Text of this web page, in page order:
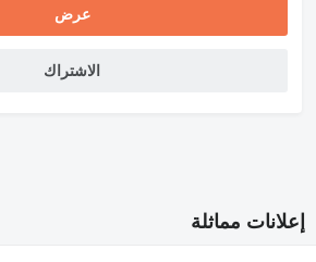
عرض
الاشتراك
إعلانات مماثلة